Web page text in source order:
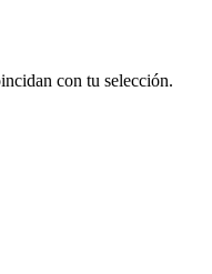
con tu selección.